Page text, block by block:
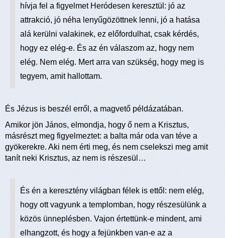
hívja fel a figyelmet Heródesen keresztül: jó az
attrakció, jó néha lenyűgözöttnek lenni, jó a hatása
alá kerülni valakinek, ez előfordulhat, csak kérdés,
hogy ez elég-e. És az én válaszom az, hogy nem
elég. Nem elég. Mert arra van szükség, hogy meg is
tegyem, amit hallottam.
És Jézus is beszél erről, a magvető példázatában.
Amikor jön János, elmondja, hogy ő nem a Krisztus,
másrészt meg figyelmeztet: a balta már oda van téve a
gyökerekre. Aki nem érti meg, és nem cselekszi meg amit
tanít neki Krisztus, az nem is részesül…
És én a keresztény világban félek is ettől: nem elég,
hogy ott vagyunk a templomban, hogy részesülünk a
közös ünneplésben. Vajon értettünk-e mindent, ami
elhangzott, és hogy a fejünkben van-e az a